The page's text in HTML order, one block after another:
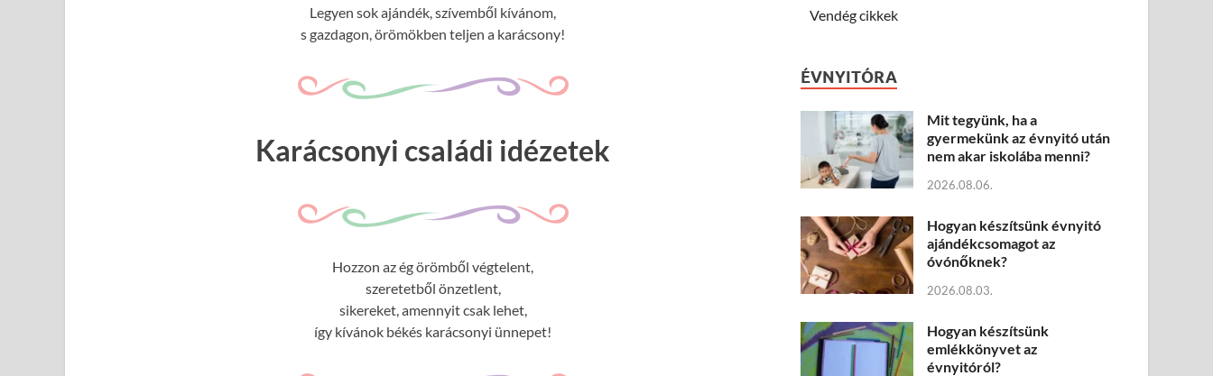
Legyen sok ajándék, szívemből kívánom,
s gazdagon, örömökben teljen a karácsony!
Karácsonyi családi idézetek
Hozzon az ég örömből végtelent,
szeretetből önzetlent,
sikereket, amennyit csak lehet,
így kívánok békés karácsonyi ünnepet!
Vendég cikkek
ÉVNYITÓRA
Mit tegyünk, ha a
gyermekünk az évnyitó után
nem akar iskolába menni?
2026.08.06.
Hogyan készítsünk évnyitó
ajándékcsomagot az
óvónőknek?
2026.08.03.
Hogyan készítsünk
emlékkönyvet az
évnyitóról?